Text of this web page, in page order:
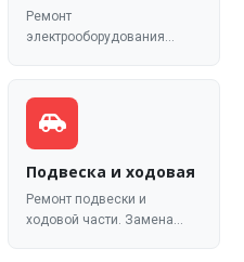
Ремонт
электрооборудования
генератора, стартера.
Подвеска и ходовая
Ремонт подвески и
ходовой части. Замена